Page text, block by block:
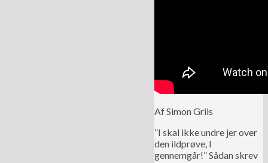
Af Simon Griis
”I skal ikke undre jer over
den ildprøve, I
gennemgår!” Sådan skrev